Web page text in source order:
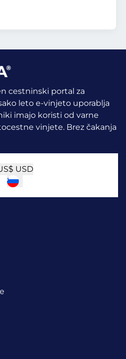
cestninski portal za
leto e-vinjeto uporablja
imajo koristi od varne
vinjete. Brez čakanja
USD